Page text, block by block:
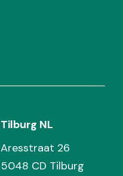
Tilburg NL
Aresstraat 26
5048 CD Tilburg